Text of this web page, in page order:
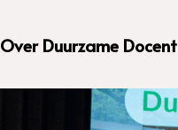
Over Duurzame Docent